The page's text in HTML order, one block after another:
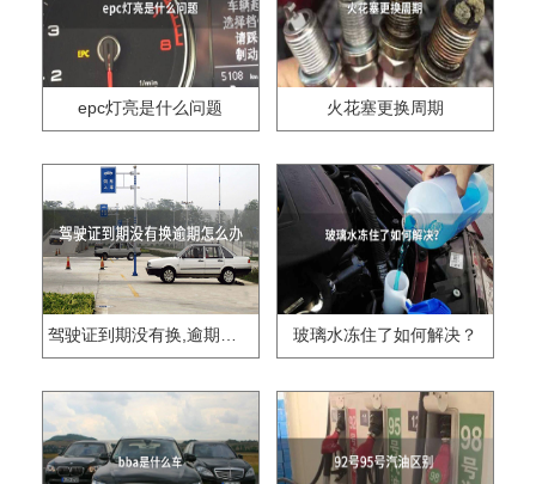
epc灯亮是什么问题 火花塞更换周期
驾驶证到期没有换,逾期怎么办?? 玻璃水冻住了如何解决？